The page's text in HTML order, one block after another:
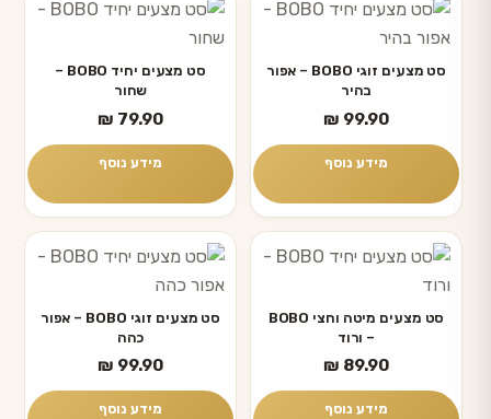
סט מצעים זוגי BOBO – אפור
בהיר
₪ 99.90
מידע נוסף
סט מצעים יחיד BOBO –
שחור
₪ 79.90
מידע נוסף
סט מצעים מיטה וחצי BOBO
– ורוד
₪ 89.90
מידע נוסף
סט מצעים זוגי BOBO – אפור
כהה
₪ 99.90
מידע נוסף